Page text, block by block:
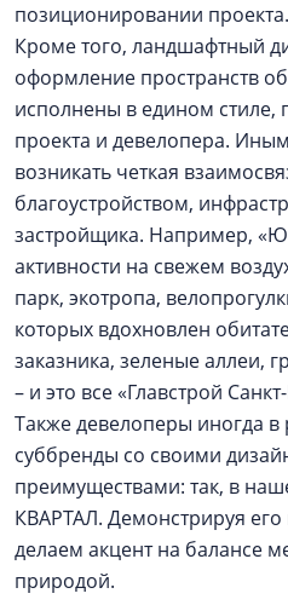
позиционировании проекта.
Кроме того, ландшафтный
оформление пространств
исполнены в едином
проекта и девелопера.
возникать четкая
благоустройством,
застройщика. Например,
активности на свежем
парк, экотропа,
которых вдохновлен
заказника, зеленые аллеи,
– и это все «Главстрой
Также девелоперы иногда
суббренды со своими
преимуществами: так, в
КВАРТАЛ. Демонстрируя
делаем акцент на балансе
природой.